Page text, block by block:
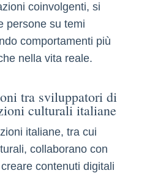
coinvolgenti, si
persone su temi
comportamenti più
nella vita reale.
tra sviluppatori di
culturali italiane
italiane, tra cui
collaborano con
contenuti digitali